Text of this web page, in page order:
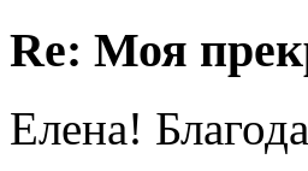
Re: Моя
Елена!